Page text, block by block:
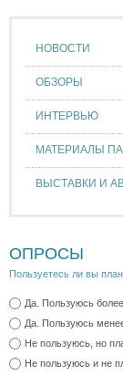
НОВОСТИ
ОБЗОРЫ
ИНТЕРВЬЮ
МАТЕРИАЛЫ
ВЫСТАВКИ И
ОПРОСЫ
Пользуетесь ли вы
Да. Пользуюсь
Да. Пользуюсь
Не пользуюсь, но
Не пользуюсь и не